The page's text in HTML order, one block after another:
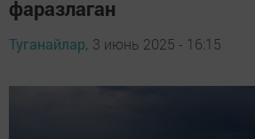
фаразлаган
Туганайлар, 3 июнь 2025 - 16:15